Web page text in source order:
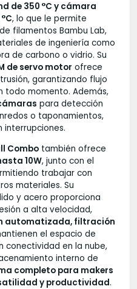
de 350 °C y cámara
, lo que le permite
filamentos Bambu Lab,
de ingeniería como
de carbono o vidrio. Su
de servo motor ofrece
garantizando flujo
todo momento. Además,
para detección
o taponamientos,
interrupciones.
Combo también ofrece
10W, junto con el
trabajar con
materiales. Su
y acero proporciona
a alta velocidad,
automatizada, filtración
el espacio de
conectividad en la nube,
interno de
completo para makers
y productividad.